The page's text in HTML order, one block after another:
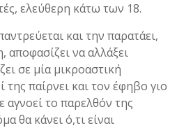
ελεύθερη κάτω των 18.
και την παρατάει,
να αλλάξει
σε μία μικροαστική
παίρνει και τον έφηβο γιο
αγνοεί το παρελθόν της
θα κάνει ό,τι είναι